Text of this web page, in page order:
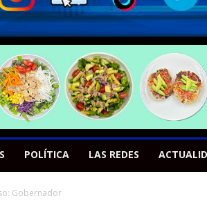
POLÍTICA LAS REDES
Gobernador